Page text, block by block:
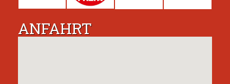
ANFAHRT